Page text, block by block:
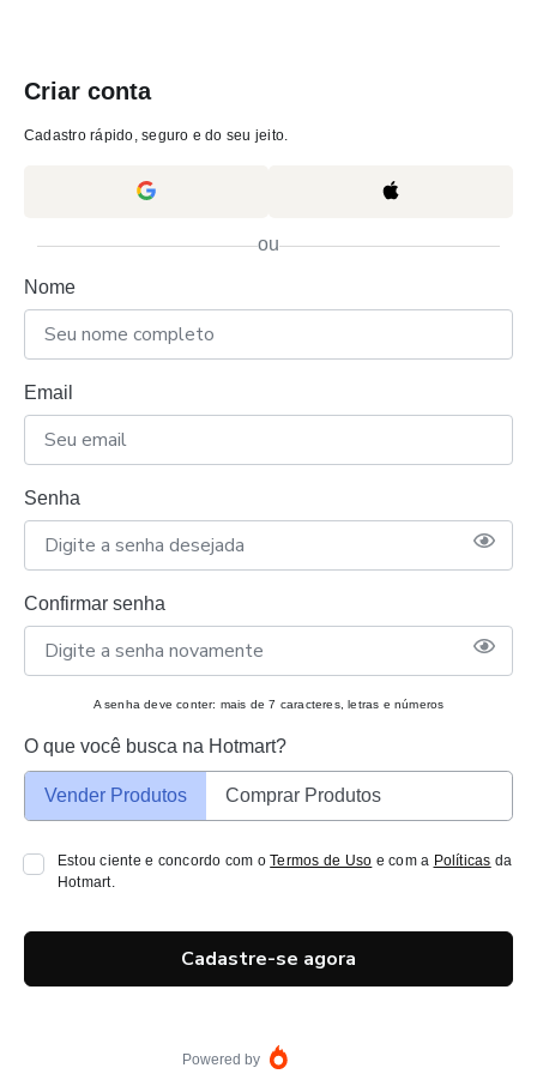
Criar conta
Cadastro rápido, seguro e do seu jeito.
ou
Nome
Email
Senha
Confirmar senha
A senha deve conter: mais de 7 caracteres, letras e números
O que você busca na Hotmart?
Vender Produtos Comprar Produtos
Estou ciente e concordo com oTermos de Uso e com a Políticas da
Hotmart.
Cadastre-se agora
Powered by